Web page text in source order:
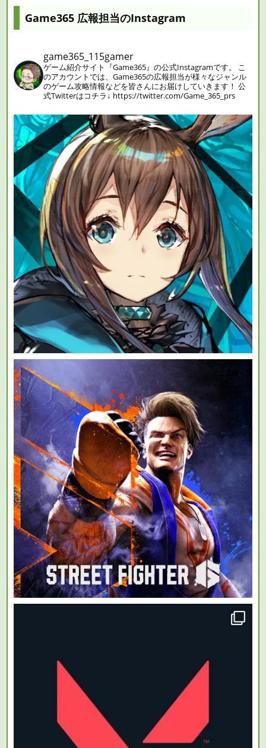
Game365 広報担当のInstagram
game365_115gamer
ゲーム紹介サイト『Game365』の公式Instagramです。
こ
のアカウントでは、Game365の広報担当が様々なジャンル
のゲーム攻略情報などを皆さんにお届けしていきます！ 公
式Twitterはコチラ↓ https://twitter.com/Game_365_prs